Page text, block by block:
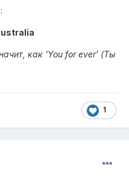
как 'You for ever’ (Ты
1